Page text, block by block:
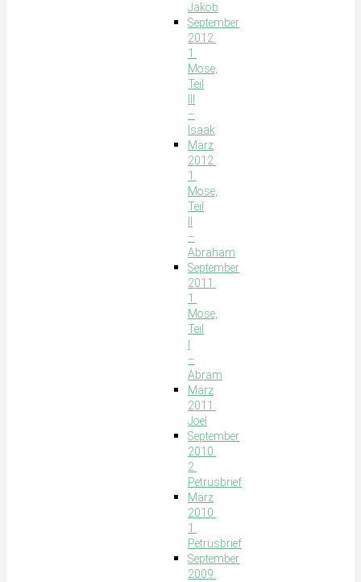
Jakob
September
2012:
1.
Mose,
Teil
–
Isaak
März
2012:
1.
Mose,
Teil
–
Abraham
September
2011:
1.
Mose,
Teil
–
Abram
März
2011:
Joel
September
2010:
2.
Petrusbrief
März
2010:
1.
Petrusbrief
September
2009: